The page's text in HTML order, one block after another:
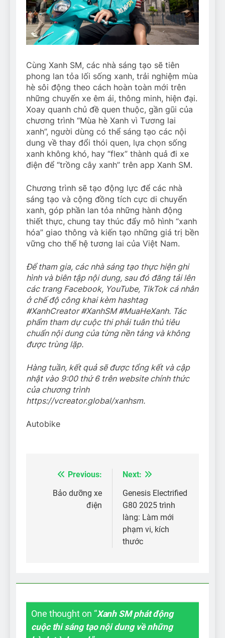
Cùng Xanh SM, các nhà sáng tạo sẽ tiên
phong lan tỏa lối sống xanh, trải nghiệm mùa
hè sôi động theo cách hoàn toàn mới trên
những chuyến xe êm ái, thông minh, hiện đại.
Xoay quanh chủ đề quen thuộc, gần gũi của
chương trình “Mùa hè Xanh vì Tương lai
xanh”, người dùng có thể sáng tạo các nội
dung về thay đổi thói quen, lựa chọn sống
xanh không khó, hay “flex” thành quả đi xe
điện để “trồng cây xanh” trên app Xanh SM.
Chương trình sẽ tạo động lực để các nhà
sáng tạo và cộng đồng tích cực di chuyển
xanh, góp phần lan tỏa những hành động
thiết thực, chung tay thúc đẩy mô hình “xanh
hóa” giao thông và kiến tạo những giá trị bền
vững cho thế hệ tương lai của Việt Nam.
Để tham gia, các nhà sáng tạo thực hiện ghi
hình và biên tập nội dung, sau đó đăng tải lên
các trang Facebook, YouTube, TikTok cá nhân
ở chế độ công khai kèm hashtag
#XanhCreator #XanhSM #MuaHeXanh. Tác
phẩm tham dự cuộc thi phải tuân thủ tiêu
chuẩn nội dung của từng nền tảng và không
được trùng lặp.
Hàng tuần, kết quả sẽ được tổng kết và cập
nhật vào 9:00 thứ 6 trên website chính thức
của chương trình
https://vcreator.global/xanhsm.
Autobike
Điều
hướng
Previous:
Bảo dưỡng xe
điện
Next:
Genesis Electrified
G80 2025 trình
làng: Làm mới
phạm vi, kích
thước
One thought on “Xanh SM phát động
cuộc thi sáng tạo nội dung về những